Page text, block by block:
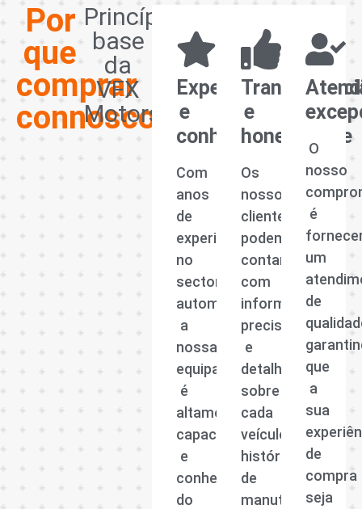
Por
que
comprar
connosco?
Princípios
base
da
VFX
Motors
Experiência
e
conhecimento
Com
anos
de
experiência
no
sector
automóvel,
a
nossa
equipa
é
altamente
capacitada
e
conhecedora
do
e
honestidade
Os
nossos
clientes
podem
contar
com
informações
precisas
e
detalhadas
sobre
cada
veículo,
histórico
de
manutenção
O
nosso
é
um
de
que
a
sua
de
compra
seja